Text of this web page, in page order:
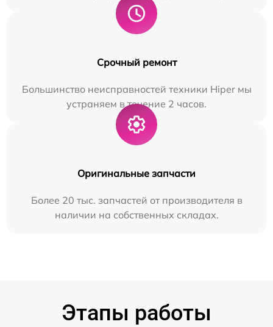
Срочный ремонт
Большинство неисправностей техники Hiper мы
устраняем в течение 2 часов.
Оригинальные запчасти
Более 20 тыс. запчастей от производителя в
наличии на собственных складах.
Этапы работы